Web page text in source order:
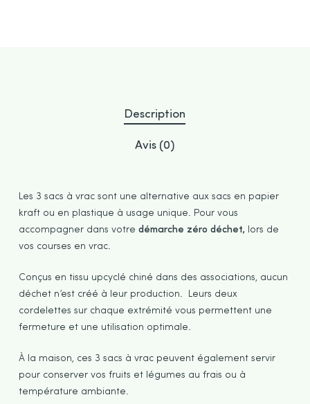
Description
Avis (0)
Les 3 sacs à vrac sont une alternative aux sacs en papier
kraft ou en plastique à usage unique. Pour vous
accompagner dans votre démarche zéro déchet, lors de
vos courses en vrac.
Conçus en tissu upcyclé chiné dans des associations, aucun
déchet n’est créé à leur production. Leurs deux
cordelettes sur chaque extrémité vous permettent une
fermeture et une utilisation optimale.
À la maison, ces 3 sacs à vrac peuvent également servir
pour conserver vos fruits et légumes au frais ou à
température ambiante.